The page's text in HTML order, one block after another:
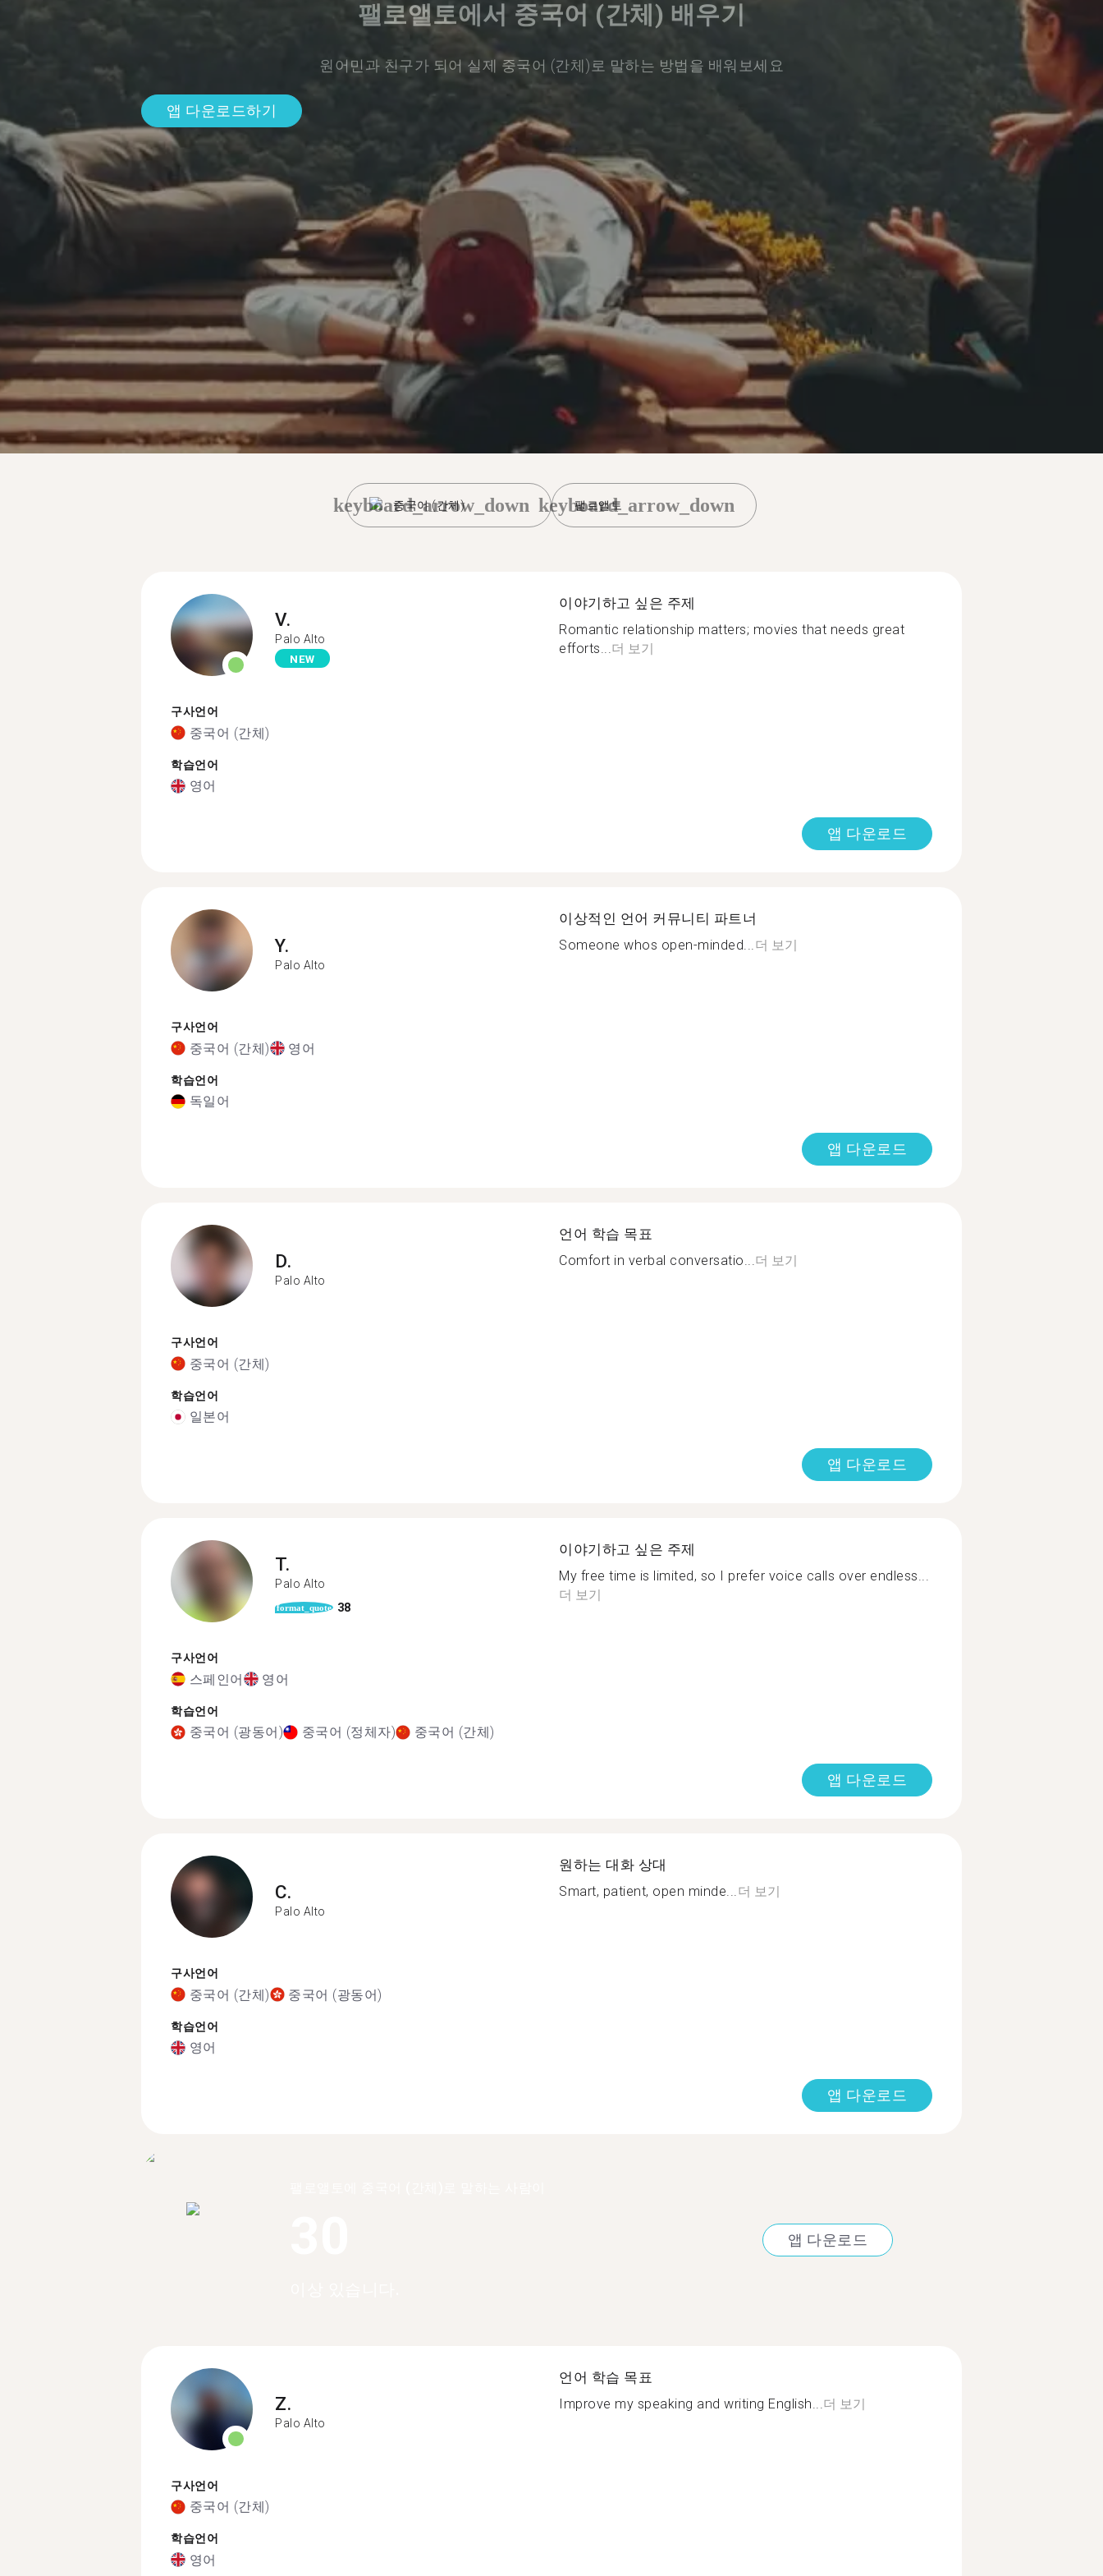
팰로앨토에서 중국어 (간체) 배우기
원어민과 친구가 되어 실제 중국어 (간체)로 말하는 방법을 배워보세요
앱 다운로드하기
중국어 (간체)
keyboard_arrow_down 팰로앨토
keyboard_arrow_down
V.
Palo Alto
NEW
구사언어
중국어 (간체)
학습언어
영어
이야기하고 싶은 주제
Romantic relationship matters; movies that needs great
efforts...더 보기
앱 다운로드
Y.
Palo Alto
구사언어
중국어 (간체) 영어
학습언어
독일어
이상적인 언어 커뮤니티 파트너
Someone whos open-minded...더 보기
앱 다운로드
D.
Palo Alto
구사언어
중국어 (간체)
학습언어
일본어
언어 학습 목표
Comfort in verbal conversatio...더 보기
앱 다운로드
T.
Palo Alto
format_quote 38
구사언어
스페인어 영어
학습언어
중국어 (광동어) 중국어 (정체자) 중국어 (간체)
이야기하고 싶은 주제
My free time is limited, so I prefer voice calls over endless...
더 보기
앱 다운로드
C.
Palo Alto
구사언어
중국어 (간체) 중국어 (광동어)
학습언어
영어
원하는 대화 상대
Smart, patient, open minde...더 보기
앱 다운로드
앱 다운로드
Z.
Palo Alto
구사언어
중국어 (간체)
학습언어
영어
언어 학습 목표
Improve my speaking and writing English... 더 보기